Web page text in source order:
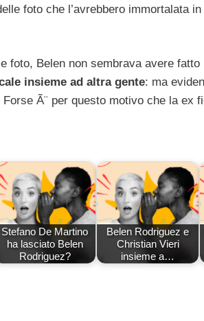
foto che l’avrebbero immortalata
foto, Belen non sembrava avere fatto
insieme ad altra gente: ma
Ã¨ per questo motivo che la ex
Stefano De Martino
ha lasciato Belen
Rodriguez?
Belen Rodriguez e
Christian Vieri
insieme a…